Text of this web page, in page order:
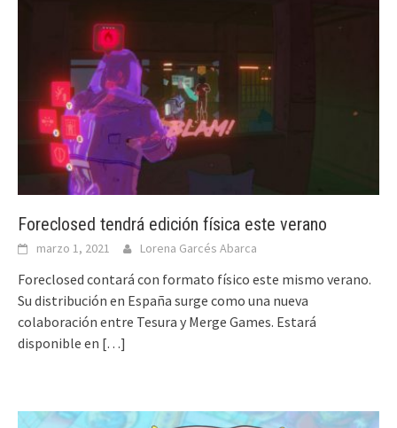
Foreclosed tendrá edición física este verano
marzo 1, 2021 Lorena Garcés Abarca
Foreclosed contará con formato físico este mismo verano.
Su distribución en España surge como una nueva
colaboración entre Tesura y Merge Games. Estará
disponible en […]